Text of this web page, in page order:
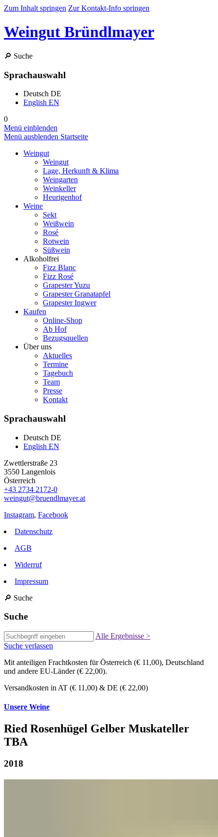
Zum Inhalt springen Zur Kontakt-Info springen
Weingut Bründlmayer
🔎 Suche
Sprachauswahl
Deutsch DE
English EN
0
Menü einblenden
Menü ausblenden Startseite
Weingut
Weingut
Lage, Herkunft & Klima
Weingarten
Weinkeller
Heurigenhof
Weine
Sekt
Weißwein
Rosé
Rotwein
Süßwein
Alkoholfrei
Fizz Blanc
Fizz Rosé
Grapester Yuzu
Grapester Granatapfel
Grapester Ingwer
Kaufen
Online-Shop
Ab Hof
Bezugsquellen
Über uns
Aktuelles
Termine
Tagebuch
Team
Presse
Kontakt
Sprachauswahl
Deutsch DE
English EN
Zwettlerstraße 23
3550 Langenlois
Österreich
+43 2734 2172-0
weingut@bruendlmayer.at
Instagram, Facebook
Datenschutz
AGB
Widerruf
Impressum
🔎 Suche
Suche
Alle Ergebnisse >
Suche verlassen
Mit anteiligen Frachtkosten für Österreich (€ 11,00), Deutschland
und andere EU-Länder (€ 22,00).
Versandkosten in AT (€ 11,00) & DE (€ 22,00)
Unsere Weine
Ried Rosenhügel Gelber Muskateller
TBA
2018